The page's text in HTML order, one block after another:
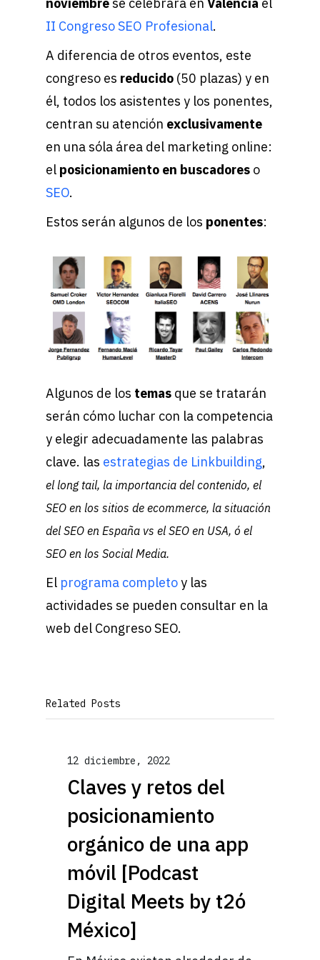
II Congreso SEO Profesional.
A diferencia de otros eventos, este
congreso es reducido (50 plazas) y en
él, todos los asistentes y los ponentes,
centran su atención exclusivamente
en una sóla área del marketing online:
el posicionamiento en buscadores o
SEO.
Estos serán algunos de los ponentes:
Algunos de los temas que se tratarán
serán cómo luchar con la competencia
y elegir adecuadamente las palabras
clave. las estrategias de Linkbuilding,
el long tail, la importancia del contenido, el
SEO en los sitios de ecommerce, la situación
del SEO en España vs el SEO en USA, ó el
SEO en los Social Media.
El programa completoy las
actividades se pueden consultar en la
web del Congreso SEO.
Related Posts
12 diciembre, 2022
Claves y retos del
posicionamiento
orgánico de una app
móvil [Podcast
Digital Meets by t2ó
México]